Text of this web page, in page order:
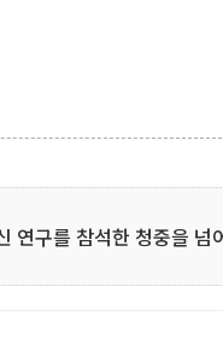
연구를 참석한 청중을